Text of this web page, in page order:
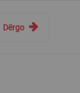
Dërgo